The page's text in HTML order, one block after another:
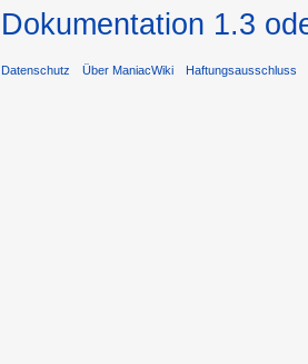
Dokumentation 1.3
Datenschutz Über ManiacWiki Haftungsausschluss